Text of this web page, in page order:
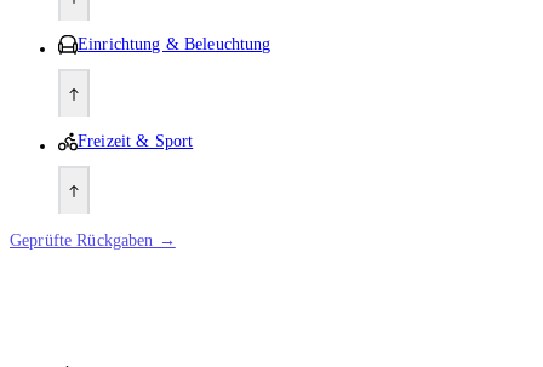
Einrichtung & Beleuchtung
Freizeit & Sport
Geprüfte Rückgaben →